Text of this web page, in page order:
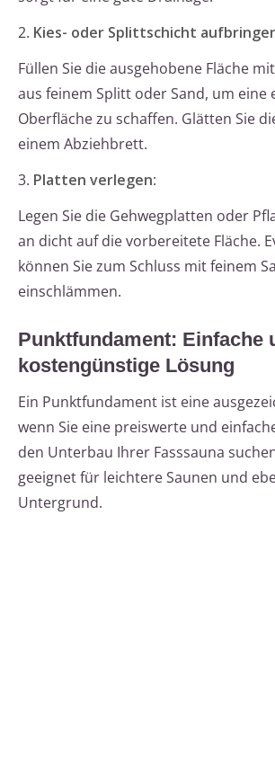
2. Kies- oder Splittschicht
Füllen Sie die ausgehobene Fläche
aus feinem Splitt oder Sand, um eine
Oberfläche zu schaffen. Glätten Sie
einem Abziehbrett.
3. Platten verlegen:
Legen Sie die Gehwegplatten oder
an dicht auf die vorbereitete Fläche.
können Sie zum Schluss mit feinem
einschlämmen.
Punktfundament: Einfache
kostengünstige Lösung
Ein Punktfundament ist eine
wenn Sie eine preiswerte und
den Unterbau Ihrer Fasssauna
geeignet für leichtere Saunen und
Untergrund.